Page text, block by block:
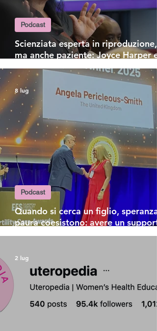
Scienziata esperta in riproduzione,
ma anche paziente: Joyce Harper e
ferita indelebile dell'infertilità
Podcast
Quando si cerca un figlio, speranza
paura coesistono: avere un
psicologico è fondamentale
Podcast
8 lug
2 lug